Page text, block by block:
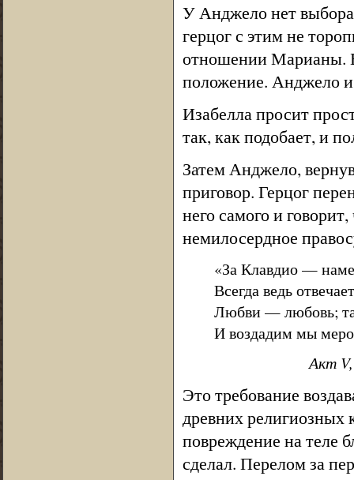
У Анджело нет
герцог с этим не
отношении Марианы.
положение. Анджело
Изабелла просит
так, как подобает, и
Затем Анджело,
приговор. Герцог
него самого и
немилосердное
«За Клавдио —
Всегда ведь
Любви — любовь;
И воздадим мы
Акт
Это требование
древних религиозных
повреждение на теле
сделал. Перелом за